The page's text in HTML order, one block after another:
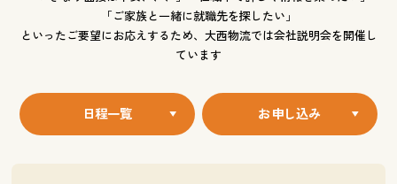
「ご家族と一緒に就職先を探したい」
といったご要望にお応えするため、大西物流では会社説明会を開催し
ています
日程一覧 お申し込み